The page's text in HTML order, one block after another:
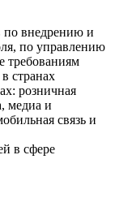
по внедрению и
по управлению
требованиям
странах
розничная
медиа и
связь и
в сфере